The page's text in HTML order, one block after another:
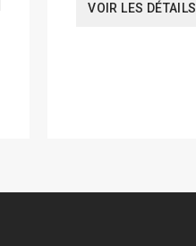
VOIR LES DÉTAILS